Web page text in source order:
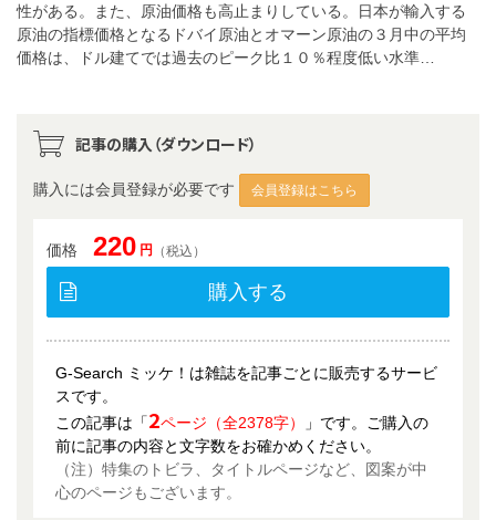
性がある。また、原油価格も高止まりしている。日本が輸入する
原油の指標価格となるドバイ原油とオマーン原油の３月中の平均
価格は、ドル建てでは過去のピーク比１０％程度低い水準…
記事の購入（ダウンロード）
購入には会員登録が必要です 会員登録はこちら
価格 220 円 （税込）
購入する
G-Search ミッケ！は雑誌を記事ごとに販売するサービ
スです。
この記事は「2ページ（全2378字）
」です。ご購入の
前に記事の内容と文字数をお確かめください。
（注）特集のトビラ、タイトルページなど、図案が中
心のページもございます。